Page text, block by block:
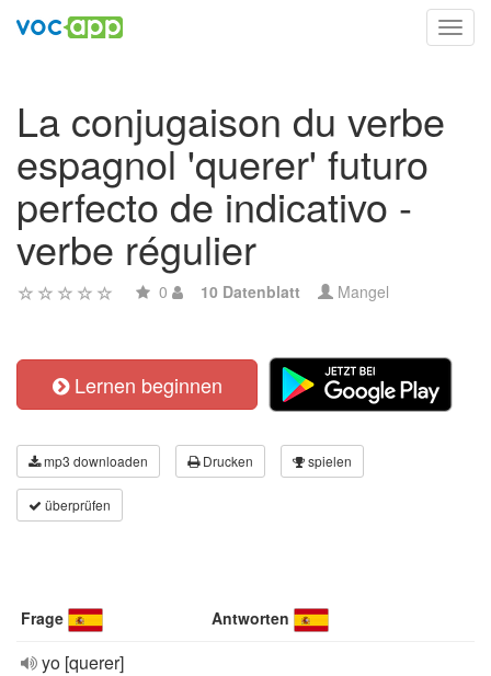
La conjugaison du verbe
espagnol 'querer' futuro
perfecto de indicativo -
verbe régulier
0 10 Datenblatt Mangel
Lernen beginnen
mp3 downloaden Drucken spielen
überprüfen
Frage Antworten
yo [querer]